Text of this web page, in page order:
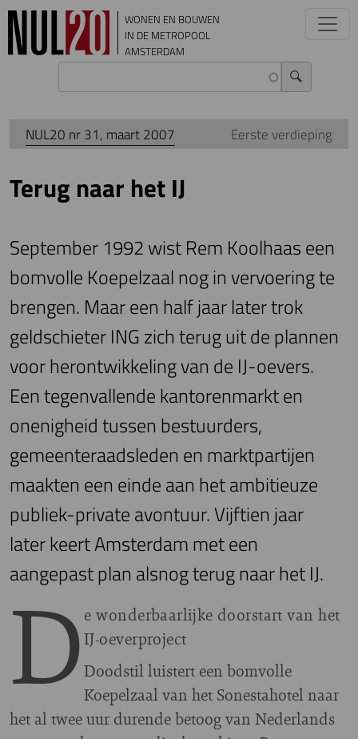
Overslaan en naar de inhoud gaan
WONEN EN BOUWEN
IN DE METROPOOL
AMSTERDAM
NUL20 nr 31, maart 2007 Eerste verdieping
Terug naar het IJ
September 1992 wist Rem Koolhaas een
bomvolle Koepelzaal nog in vervoering te
brengen. Maar een half jaar later trok
geldschieter ING zich terug uit de plannen
voor herontwikkeling van de IJ-oevers.
Een tegenvallende kantorenmarkt en
onenigheid tussen bestuurders,
gemeenteraadsleden en marktpartijen
maakten een einde aan het ambitieuze
publiek-private avontuur. Vijftien jaar
later keert Amsterdam met een
aangepast plan alsnog terug naar het IJ.
De wonderbaarlijke doorstart van het
IJ-oeverproject
Doodstil luistert een bomvolle
Koepelzaal van het Sonestahotel naar
het al twee uur durende betoog van Nederlands